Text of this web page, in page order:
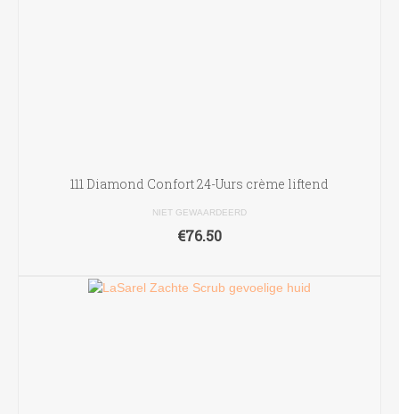
111 Diamond Confort 24-Uurs crème liftend
NIET GEWAARDEERD
€76.50